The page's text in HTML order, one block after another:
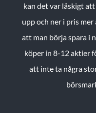
kan det var läskigt
upp och ner i pris
att man börja spara i
köper in 8-12 aktier
att inte ta några